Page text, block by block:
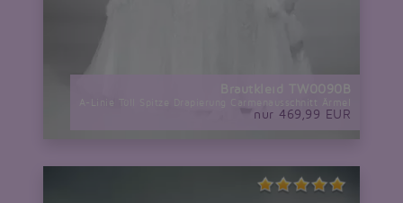
Brautkleid TW0090B
A-Linie Tüll Spitze Drapierung Carmenausschnitt Ärmel
nur 469,99 EUR